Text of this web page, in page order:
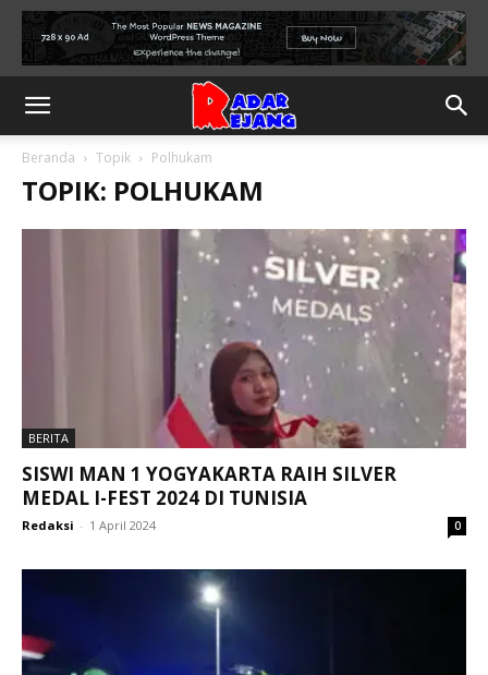
Beranda Topik Polhukam
TOPIK: POLHUKAM
BERITA
SISWI MAN 1 YOGYAKARTA RAIH SILVER
MEDAL I-FEST 2024 DI TUNISIA
Redaksi - 1 April 2024 0